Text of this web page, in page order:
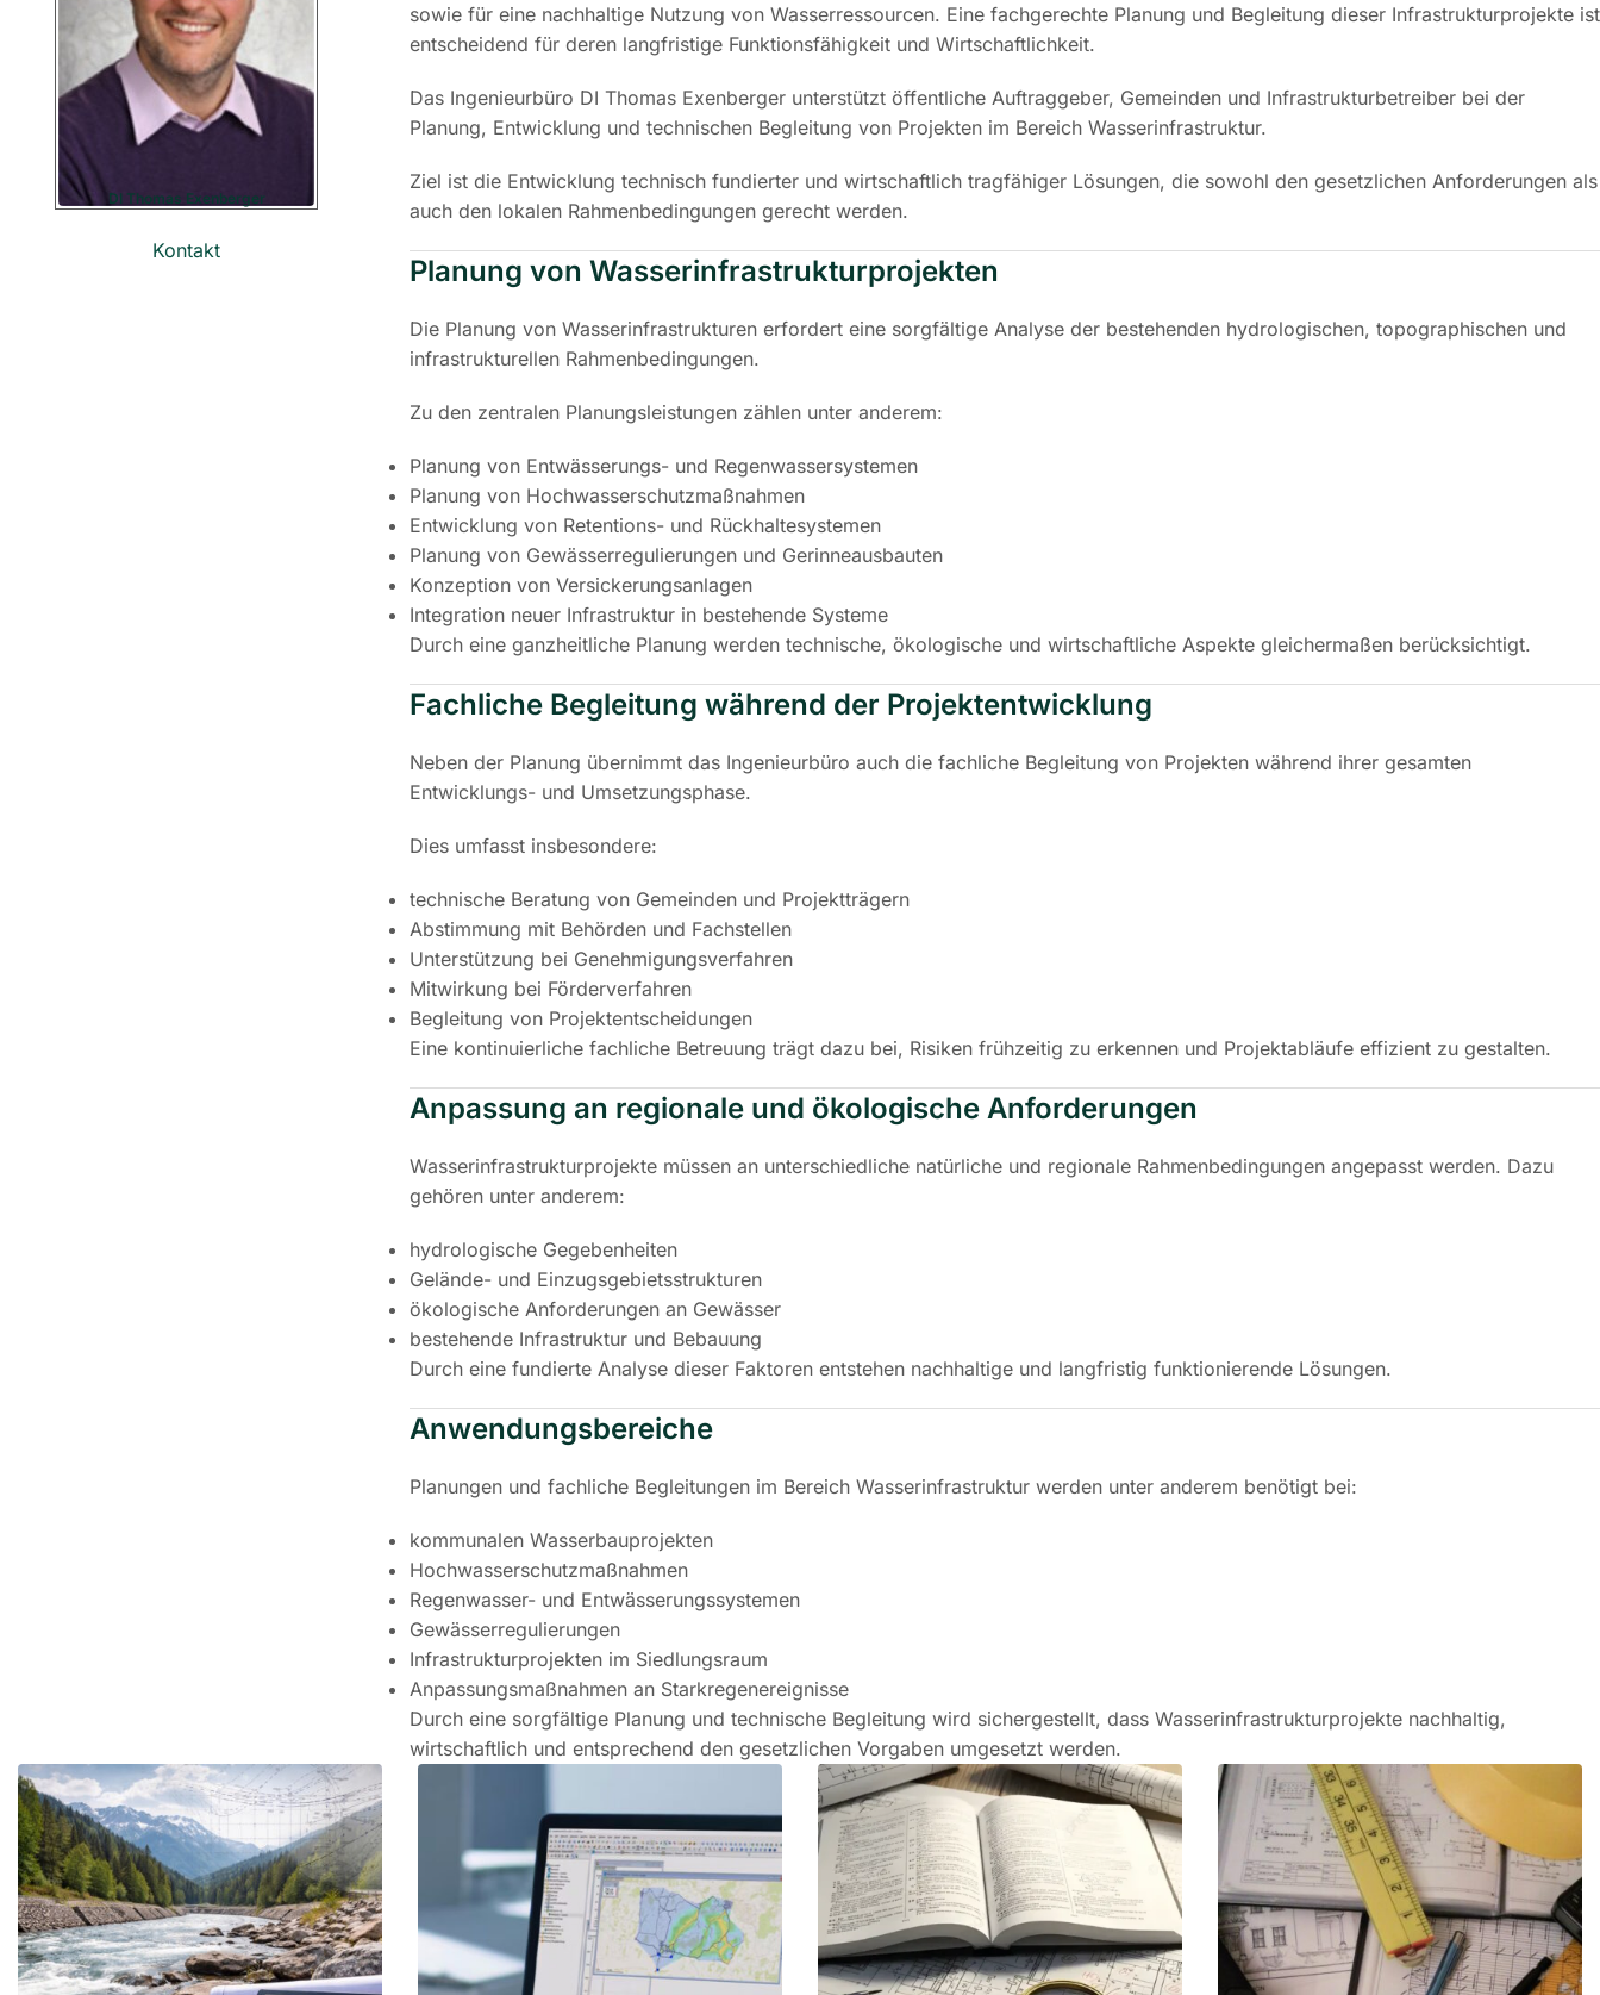
DI Thomas Exenberger
Kontakt
sowie für eine nachhaltige Nutzung von Wasserressourcen. Eine fachgerechte Planung und Begleitung dieser Infrastrukturprojekte ist
entscheidend für deren langfristige Funktionsfähigkeit und Wirtschaftlichkeit.
Das Ingenieurbüro DI Thomas Exenberger unterstützt öffentliche Auftraggeber, Gemeinden und Infrastrukturbetreiber bei der
Planung, Entwicklung und technischen Begleitung von Projekten im Bereich Wasserinfrastruktur.
Ziel ist die Entwicklung technisch fundierter und wirtschaftlich tragfähiger Lösungen, die sowohl den gesetzlichen Anforderungen als
auch den lokalen Rahmenbedingungen gerecht werden.
Planung von Wasserinfrastrukturprojekten
Die Planung von Wasserinfrastrukturen erfordert eine sorgfältige Analyse der bestehenden hydrologischen, topographischen und
infrastrukturellen Rahmenbedingungen.
Zu den zentralen Planungsleistungen zählen unter anderem:
Planung von Entwässerungs- und Regenwassersystemen
Planung von Hochwasserschutzmaßnahmen
Entwicklung von Retentions- und Rückhaltesystemen
Planung von Gewässerregulierungen und Gerinneausbauten
Konzeption von Versickerungsanlagen
Integration neuer Infrastruktur in bestehende Systeme
Durch eine ganzheitliche Planung werden technische, ökologische und wirtschaftliche Aspekte gleichermaßen berücksichtigt.
Fachliche Begleitung während der Projektentwicklung
Neben der Planung übernimmt das Ingenieurbüro auch die fachliche Begleitung von Projekten während ihrer gesamten
Entwicklungs- und Umsetzungsphase.
Dies umfasst insbesondere:
technische Beratung von Gemeinden und Projektträgern
Abstimmung mit Behörden und Fachstellen
Unterstützung bei Genehmigungsverfahren
Mitwirkung bei Förderverfahren
Begleitung von Projektentscheidungen
Eine kontinuierliche fachliche Betreuung trägt dazu bei, Risiken frühzeitig zu erkennen und Projektabläufe effizient zu gestalten.
Anpassung an regionale und ökologische Anforderungen
Wasserinfrastrukturprojekte müssen an unterschiedliche natürliche und regionale Rahmenbedingungen angepasst werden. Dazu
gehören unter anderem:
hydrologische Gegebenheiten
Gelände- und Einzugsgebietsstrukturen
ökologische Anforderungen an Gewässer
bestehende Infrastruktur und Bebauung
Durch eine fundierte Analyse dieser Faktoren entstehen nachhaltige und langfristig funktionierende Lösungen.
Anwendungsbereiche
Planungen und fachliche Begleitungen im Bereich Wasserinfrastruktur werden unter anderem benötigt bei:
kommunalen Wasserbauprojekten
Hochwasserschutzmaßnahmen
Regenwasser- und Entwässerungssystemen
Gewässerregulierungen
Infrastrukturprojekten im Siedlungsraum
Anpassungsmaßnahmen an Starkregenereignisse
Durch eine sorgfältige Planung und technische Begleitung wird sichergestellt, dass Wasserinfrastrukturprojekte nachhaltig,
wirtschaftlich und entsprechend den gesetzlichen Vorgaben umgesetzt werden.